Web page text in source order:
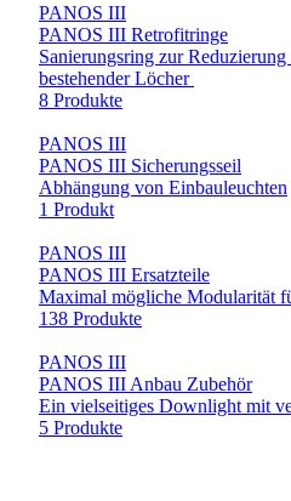
PANOS III
PANOS III Retrofitringe
Sanierungsring zur Reduzierung
bestehender Löcher
8 Produkte
PANOS III
PANOS III Sicherungsseil
Abhängung von Einbauleuchten
1 Produkt
PANOS III
PANOS III Ersatzteile
Maximal mögliche Modularität
138 Produkte
PANOS III
PANOS III Anbau Zubehör
Ein vielseitiges Downlight mit
5 Produkte